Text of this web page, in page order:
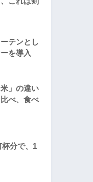
テンとし
を導入
」の違い
べ、食べ
分で、1